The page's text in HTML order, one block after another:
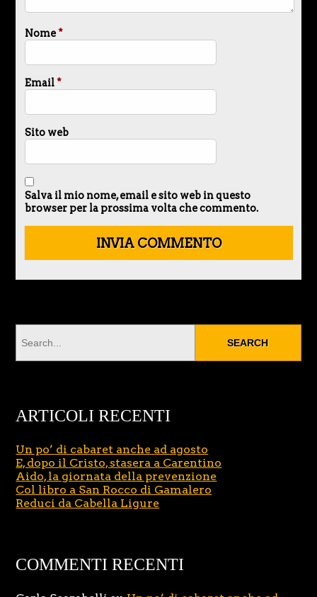
Nome*
Email*
Sito web
Salva il mio nome, email e sito web in questo
browser per la prossima volta che commento.
ARTICOLI RECENTI
Un po’ di cabaret anche ad agosto
E, dopo il Cristo, stasera a Carentino
Aido, la giornata della prevenzione
Col libro a San Rocco di Gamalero
Reduci da Cabella Ligure
COMMENTI RECENTI